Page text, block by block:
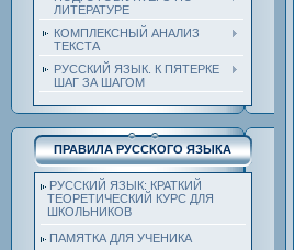
ЛИТЕРАТУРЕ
КОМПЛЕКСНЫЙ АНАЛИЗ
ТЕКСТА
РУССКИЙ ЯЗЫК. К ПЯТЕРКЕ
ШАГ ЗА ШАГОМ
ПРАВИЛА РУССКОГО ЯЗЫКА
РУССКИЙ ЯЗЫК: КРАТКИЙ
ТЕОРЕТИЧЕСКИЙ КУРС ДЛЯ
ШКОЛЬНИКОВ
ПАМЯТКА ДЛЯ УЧЕНИКА